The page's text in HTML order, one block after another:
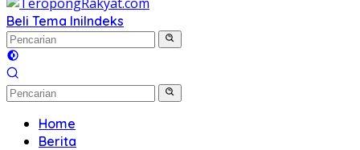
Beli Tema IniIndeks
Home
Berita